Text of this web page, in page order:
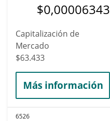
$0,00006343
Capitalización de
Mercado
$63.433
Más información
6526